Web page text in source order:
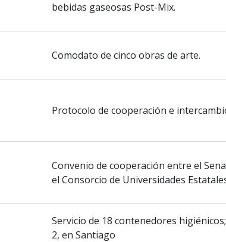
bebidas gaseosas Post-Mix.
Comodato de cinco obras de arte.
Protocolo de cooperación e
Convenio de cooperación entre el
el Consorcio de Universidades
Servicio de 18 contenedores
2, en Santiago